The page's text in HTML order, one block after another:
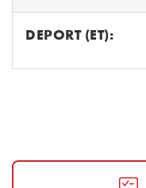
DEPORT (ET):